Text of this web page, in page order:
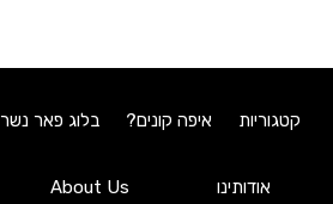
קטגוריות איפה קונים? בלוג פאר נשר
אודותינו About Us